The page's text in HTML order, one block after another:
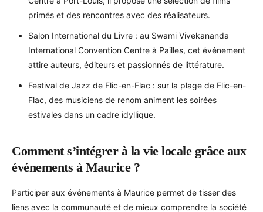
primés et des rencontres avec des réalisateurs.
Salon International du Livre : au Swami Vivekananda
International Convention Centre à Pailles, cet événement
attire auteurs, éditeurs et passionnés de littérature.
Festival de Jazz de Flic-en-Flac : sur la plage de Flic-en-
Flac, des musiciens de renom animent les soirées
estivales dans un cadre idyllique.
Comment s’intégrer à la vie locale grâce aux
événements à Maurice ?
Participer aux événements à Maurice permet de tisser des
liens avec la communauté et de mieux comprendre la société